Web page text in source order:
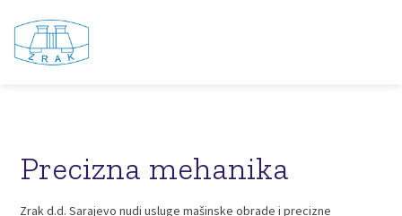
Precizna mehanika
Zrak d.d. Sarajevo nudi usluge mašinske obrade i precizne